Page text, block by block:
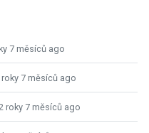
7 měsíců ago
roky 7 měsíců ago
roky 7 měsíců ago